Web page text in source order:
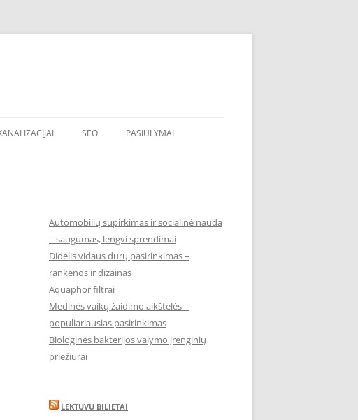
SEO PASIŪLYMAI
Automobilių supirkimas ir socialinė nauda
– saugumas, lengvi sprendimai
Didelis vidaus durų pasirinkimas –
rankenos ir dizainas
Aquaphor filtrai
Medinės vaikų žaidimo aikštelės –
populiariausias pasirinkimas
Biologinės bakterijos valymo įrenginių
priežiūrai
LEKTUVU BILIETAI